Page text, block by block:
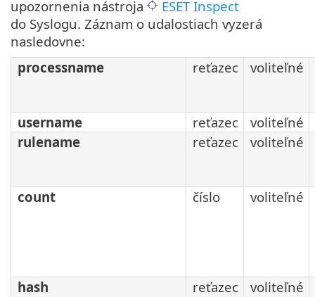
upozornenia nástroja
ESET Inspect
do Syslogu. Záznam o udalostiach vyzerá
nasledovne:
processname
reťazec voliteľné
username reťazec
voliteľné
rulename
reťazec voliteľné
count číslo voliteľné
hash reťazec voliteľné